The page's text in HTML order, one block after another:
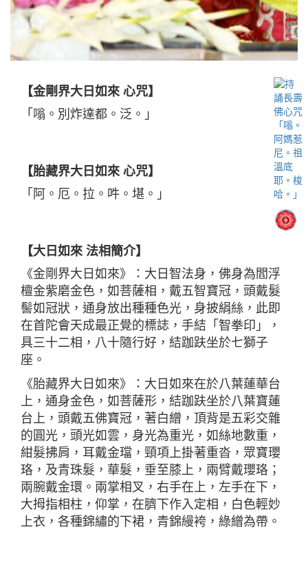
【金剛界大日如來 心咒】
「嗡。別炸達都。泛。」
【胎藏界大日如來 心咒】
「阿。厄。拉。吽。堪。」
【大日如來 法相簡介】
《金剛界大日如來》：大日智法身，佛身為閻浮
檀金紫磨金色，如菩薩相，戴五智寶冠，頭戴髮
髻如冠狀，通身放出種種色光，身披絹絲，此即
在首陀會天成最正覺的標誌，手結「智拳印」，
具三十二相，八十隨行好，結跏趺坐於七獅子
座。
《胎藏界大日如來》：大日如來在於八葉蓮華台
上，通身金色，如菩薩形，結跏趺坐於八葉寶蓮
台上，頭戴五佛寶冠，著白繒，頂背是五彩交雜
的圓光，頭光如雲，身光為重光，如絲地數重，
紺髮拂肩，耳戴金璫，頸項上掛著重沓，眾寶瓔
珞，及青珠髮，華髮，垂至膝上，兩臂戴瓔珞；
兩腕戴金環。兩掌相叉，右手在上，左手在下，
大拇指相柱，仰掌，在臍下作入定相，白色輕妙
上衣，各種錦繡的下裙，青錦縵袴，綠繒為帶。